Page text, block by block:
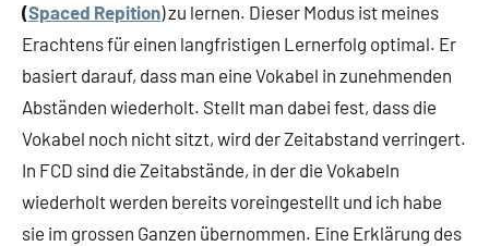
(Spaced Repition) zu lernen. Dieser Modus ist meines
Erachtens für einen langfristigen Lernerfolg optimal. Er
basiert darauf, dass man eine Vokabel in zunehmenden
Abständen wiederholt. Stellt man dabei fest, dass die
Vokabel noch nicht sitzt, wird der Zeitabstand verringert.
In FCD sind die Zeitabstände, in der die Vokabeln
wiederholt werden bereits voreingestellt und ich habe
sie im grossen Ganzen übernommen. Eine Erklärung des